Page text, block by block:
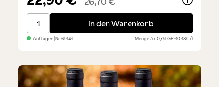
Arione Alkoholfreier Spritz - 3er Sparset
In den Warenkorb
Auf Lager| Nr.65141 Menge3 x 0,75lGP: 10,18€/l